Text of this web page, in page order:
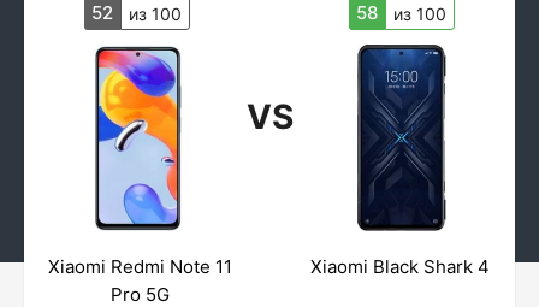
52 из 100
VS
58 из 100
Xiaomi Redmi Note 11
Pro 5G
Xiaomi Black Shark 4